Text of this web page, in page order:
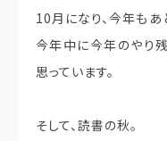
10月になり、今年もあ
今年中に今年のやり
思っています。
そして、読書の秋。